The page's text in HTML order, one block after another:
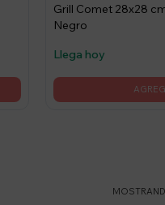
Grill Comet 28x28
Negro
Llega hoy